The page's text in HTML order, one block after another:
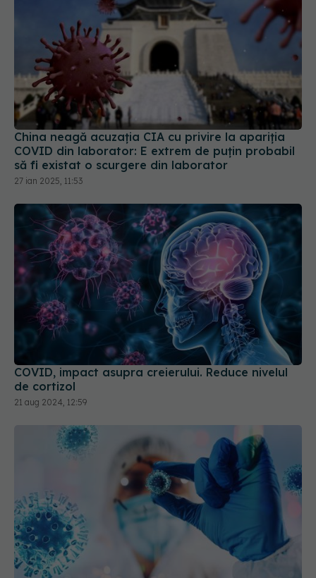
China neagă acuzația CIA cu privire la apariția
COVID din laborator: E extrem de puţin probabil
să fi existat o scurgere din laborator
27 ian 2025, 11:53
COVID, impact asupra creierului. Reduce nivelul
de cortizol
Long COVID persistă mult după vindecare. De ce
se întâmplă lucrul acesta
14 aug 2025, 20:40